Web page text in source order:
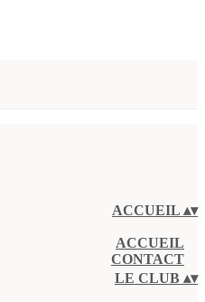
ACCUEIL ▴▾
ACCUEIL
CONTACT
LE CLUB ▴▾